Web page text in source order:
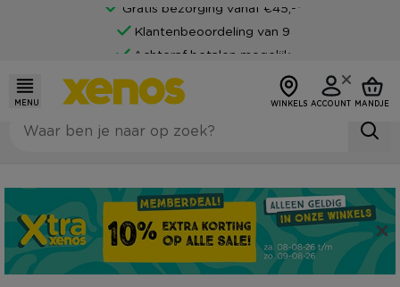
Gratis bezorging vanaf €45,-*
Klantenbeoordeling van 9
Achteraf betalen mogelijk
MENU WINKELS ACCOUNT MANDJE